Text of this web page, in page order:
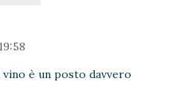
è un posto davvero